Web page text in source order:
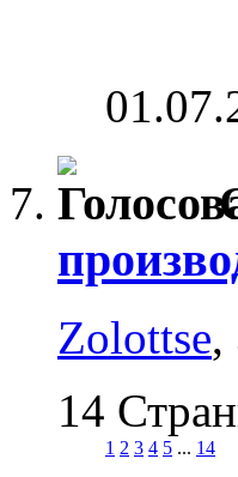
Zolottse,
14
1 2 3 4 5 ... 14